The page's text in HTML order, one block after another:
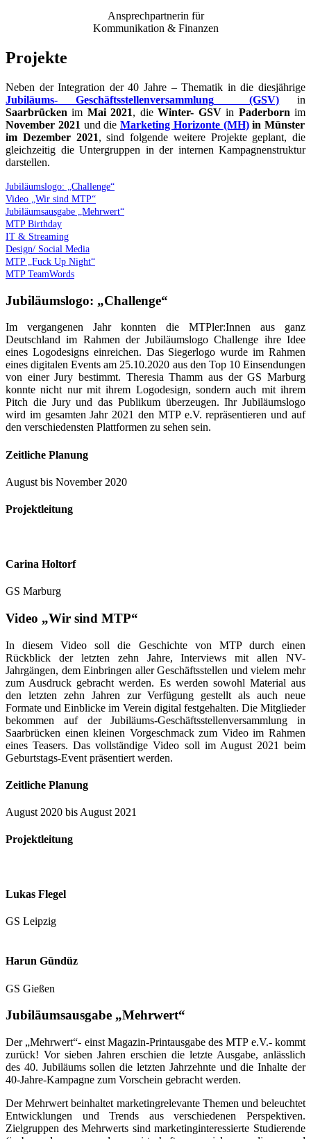
Ansprechpartnerin für
Kommunikation & Finanzen
Projekte
Neben der Integration der 40 Jahre – Thematik in die diesjährige
Jubiläums- Geschäftsstellenversammlung(GSV) in
Saarbrücken im Mai 2021, dieWinter- GSVin Paderbornim
November 2021 und dieMarketing Horizonte (MH)in Münster
im Dezember 2021, sind folgende weitere Projekte geplant, die
gleichzeitig die Untergruppen in der internen Kampagnenstruktur
darstellen.
Jubiläumslogo: „Challenge“
Video „Wir sind MTP“
Jubiläumsausgabe „Mehrwert“
MTP Birthday
IT & Streaming
Design/ Social Media
MTP „Fuck Up Night“
MTP TeamWords
Jubiläumslogo: „Challenge“
Im vergangenen Jahr konnten die MTPler:Innen aus ganz
Deutschland im Rahmen der Jubiläumslogo Challenge ihre Idee
eines Logodesigns einreichen. Das Siegerlogo wurde im Rahmen
eines digitalen Events am 25.10.2020 aus den Top 10 Einsendungen
von einer Jury bestimmt. Theresia Thamm aus der GS Marburg
konnte nicht nur mit ihrem Logodesign, sondern auch mit ihrem
Pitch die Jury und das Publikum überzeugen. Ihr Jubiläumslogo
wird im gesamten Jahr 2021 den MTP e.V. repräsentieren und auf
den verschiedensten Plattformen zu sehen sein.
Zeitliche Planung
August bis November 2020
Projektleitung
Carina Holtorf
GS Marburg
Video „Wir sind MTP“
In diesem Video soll die Geschichte von MTP durch einen
Rückblick der letzten zehn Jahre, Interviews mit allen NV-
Jahrgängen, dem Einbringen aller Geschäftsstellen und vielem mehr
zum Ausdruck gebracht werden. Es werden sowohl Material aus
den letzten zehn Jahren zur Verfügung gestellt als auch neue
Formate und Einblicke im Verein digital festgehalten. Die Mitglieder
bekommen auf der Jubiläums-Geschäftsstellenversammlung in
Saarbrücken einen kleinen Vorgeschmack zum Video im Rahmen
eines Teasers. Das vollständige Video soll im August 2021 beim
Geburtstags-Event präsentiert werden.
Zeitliche Planung
August 2020 bis August 2021
Projektleitung
Lukas Flegel
GS Leipzig
Harun Gündüz
GS Gießen
Jubiläumsausgabe „Mehrwert“
Der „Mehrwert“- einst Magazin-Printausgabe des MTP e.V.- kommt
zurück! Vor sieben Jahren erschien die letzte Ausgabe, anlässlich
des 40. Jubiläums sollen die letzten Jahrzehnte und die Inhalte der
40-Jahre-Kampagne zum Vorschein gebracht werden.
Der Mehrwert beinhaltet marketingrelevante Themen und beleuchtet
Entwicklungen und Trends aus verschiedenen Perspektiven.
Zielgruppen des Mehrwerts sind marketinginteressierte Studierende